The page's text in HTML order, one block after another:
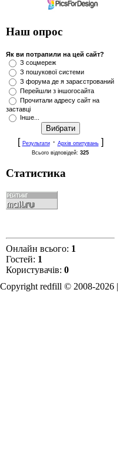
Наш опрос
Як ви потрапили на цей сайт?
З соцмереж
З пошукової системи
З форума де я зараєстрований
Перейшли з іншогосайта
Прочитали адресу сайт на
заставці
Інше...
[ Результати· Архів опитувань]
Всього відповідей: 325
Статистика
Онлайн всього: 1
Гостей: 1
Користувачів: 0
Copyright redfill © 2008-2026 |